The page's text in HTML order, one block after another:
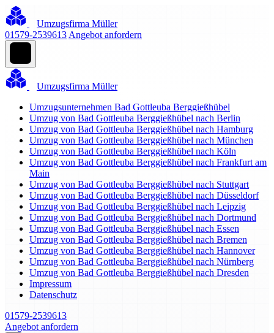
Umzugsfirma Müller
01579-2539613 Angebot anfordern
Umzugsfirma Müller
Umzugsunternehmen Bad Gottleuba Berggießhübel
Umzug von Bad Gottleuba Berggießhübel nach Berlin
Umzug von Bad Gottleuba Berggießhübel nach Hamburg
Umzug von Bad Gottleuba Berggießhübel nach München
Umzug von Bad Gottleuba Berggießhübel nach Köln
Umzug von Bad Gottleuba Berggießhübel nach Frankfurt am
Main
Umzug von Bad Gottleuba Berggießhübel nach Stuttgart
Umzug von Bad Gottleuba Berggießhübel nach Düsseldorf
Umzug von Bad Gottleuba Berggießhübel nach Leipzig
Umzug von Bad Gottleuba Berggießhübel nach Dortmund
Umzug von Bad Gottleuba Berggießhübel nach Essen
Umzug von Bad Gottleuba Berggießhübel nach Bremen
Umzug von Bad Gottleuba Berggießhübel nach Hannover
Umzug von Bad Gottleuba Berggießhübel nach Nürnberg
Umzug von Bad Gottleuba Berggießhübel nach Dresden
Impressum
Datenschutz
01579-2539613
Angebot anfordern